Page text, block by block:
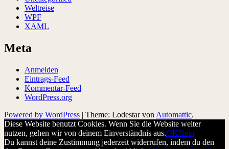
Weltreise
WPF
XAML
Meta
Anmelden
Eintrags-Feed
Kommentar-Feed
WordPress.org
Powered by WordPress | Theme: Lodestar von Automattic.
Diese Website benutzt Cookies. Wenn Sie die Website weiter
nutzen, gehen wir von deinem Einverständnis aus.OKNein
Du kannst deine Zustimmung jederzeit widerrufen, indem du den